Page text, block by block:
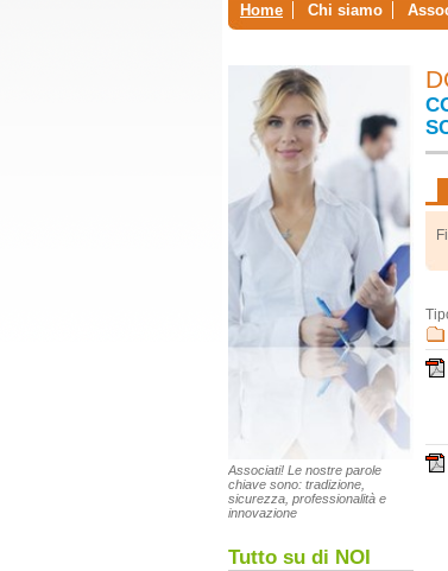
Home Chi siamo
Associati! Le nostre parole
chiave sono: tradizione,
sicurezza, professionalità e
innovazione
Tutto su di NOI